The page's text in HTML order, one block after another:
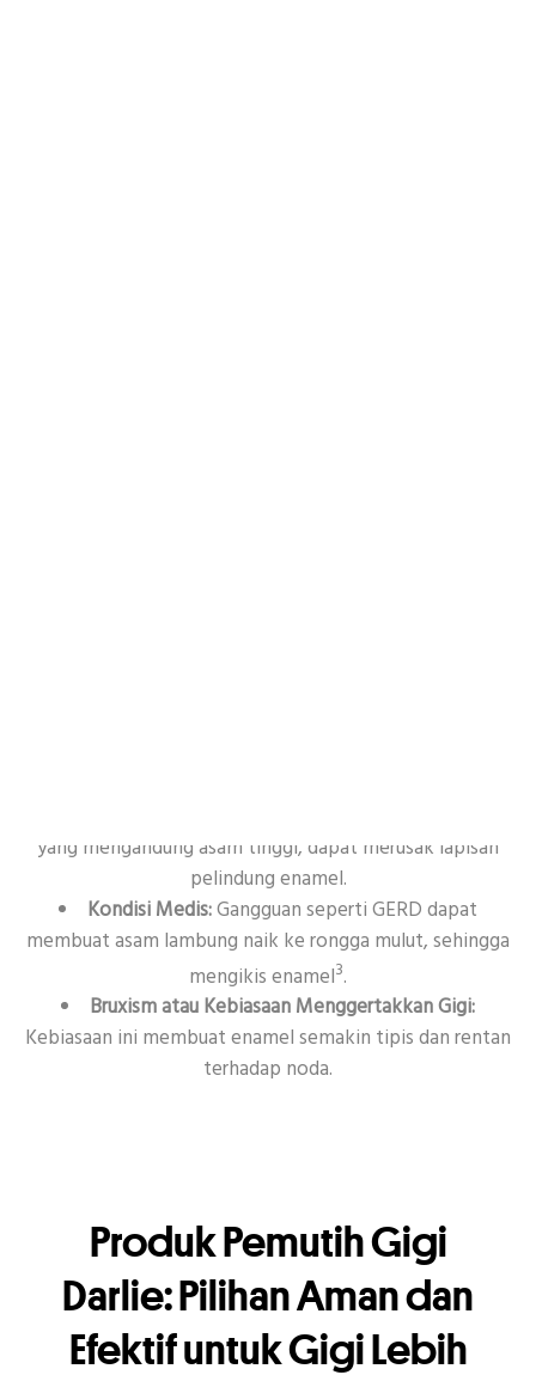
yang mengandung asam tinggi, dapat merusak lapisan
pelindung enamel.
Kondisi Medis:Gangguan seperti GERD dapat
membuat asam lambung naik ke rongga mulut, sehingga
mengikis enamel3.
Bruxism atau Kebiasaan Menggertakkan Gigi:
Kebiasaan ini membuat enamel semakin tipis dan rentan
terhadap noda.
Produk Pemutih Gigi
Darlie: Pilihan Aman dan
Efektif untuk Gigi Lebih